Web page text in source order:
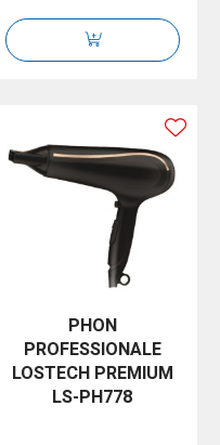
PHON
PROFESSIONALE
LOSTECH PREMIUM
LS-PH778